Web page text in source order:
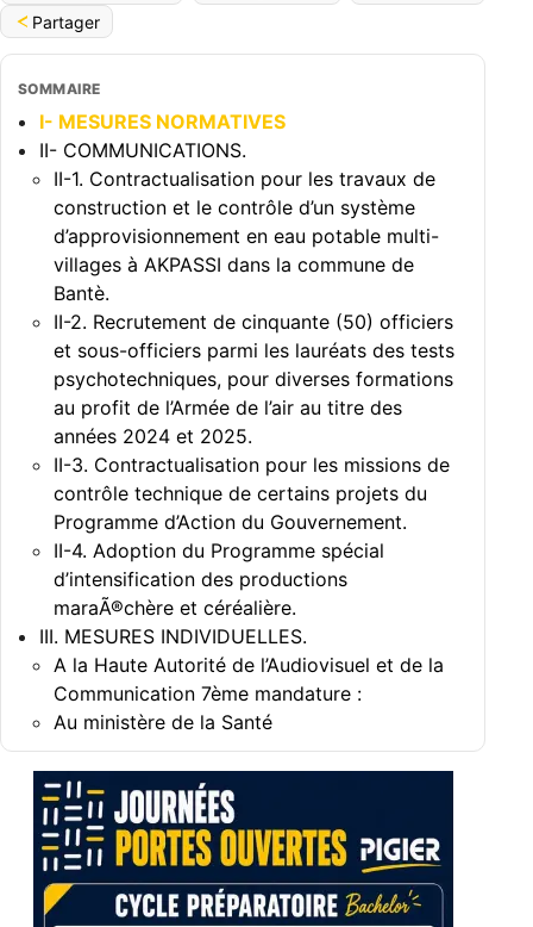
Partager
SOMMAIRE
I- MESURES NORMATIVES
II- COMMUNICATIONS.
II-1. Contractualisation pour les travaux de
construction et le contrôle d’un système
d’approvisionnement en eau potable multi-
villages à AKPASSI dans la commune de
Bantè.
II-2. Recrutement de cinquante (50) officiers
et sous-officiers parmi les lauréats des tests
psychotechniques, pour diverses formations
au profit de l’Armée de l’air au titre des
années 2024 et 2025.
II-3. Contractualisation pour les missions de
contrôle technique de certains projets du
Programme d’Action du Gouvernement.
II-4. Adoption du Programme spécial
d’intensification des productions
maraÃ®chère et céréalière.
III. MESURES INDIVIDUELLES.
A la Haute Autorité de l’Audiovisuel et de la
Communication 7ème mandature :
Au ministère de la Santé